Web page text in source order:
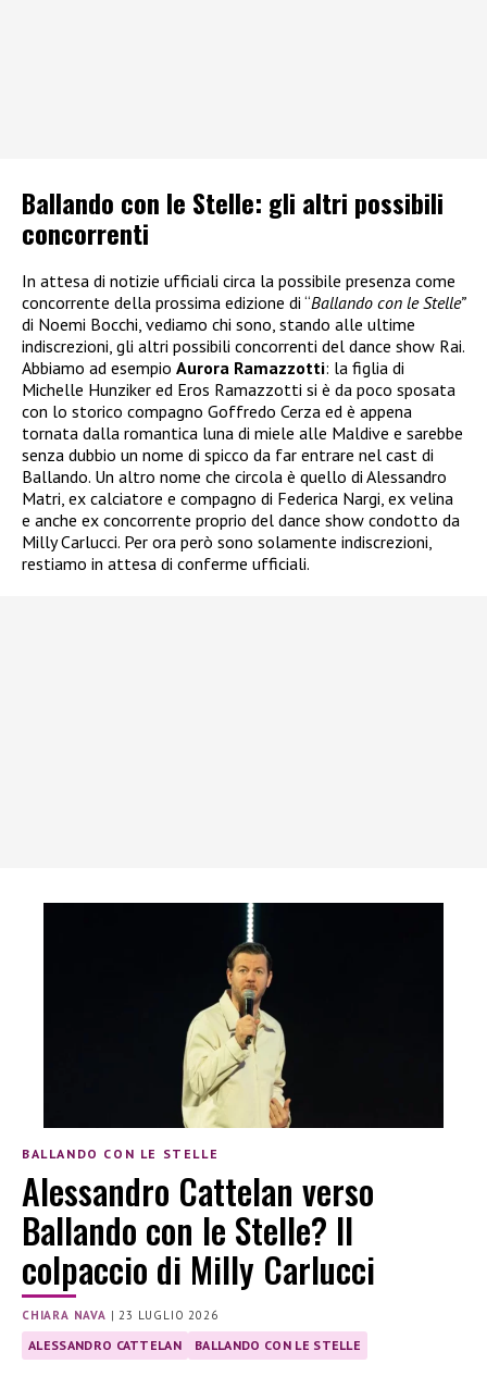
Ballando con le Stelle: gli altri possibili
concorrenti
In attesa di notizie ufficiali circa la possibile presenza come
concorrente della prossima edizione di “Ballando con le Stelle”
di Noemi Bocchi, vediamo chi sono, stando alle ultime
indiscrezioni, gli altri possibili concorrenti del dance show Rai.
Abbiamo ad esempio Aurora Ramazzotti: la figlia di
Michelle Hunziker ed Eros Ramazzotti si è da poco sposata
con lo storico compagno Goffredo Cerza ed è appena
tornata dalla romantica luna di miele alle Maldive e sarebbe
senza dubbio un nome di spicco da far entrare nel cast di
Ballando. Un altro nome che circola è quello di Alessandro
Matri, ex calciatore e compagno di Federica Nargi, ex velina
e anche ex concorrente proprio del dance show condotto da
Milly Carlucci. Per ora però sono solamente indiscrezioni,
restiamo in attesa di conferme ufficiali.
BALLANDO CON LE STELLE
Alessandro Cattelan verso
Ballando con le Stelle? Il
colpaccio di Milly Carlucci
CHIARA NAVA |23 LUGLIO 2026
ALESSANDRO CATTELAN BALLANDO CON LE STELLE